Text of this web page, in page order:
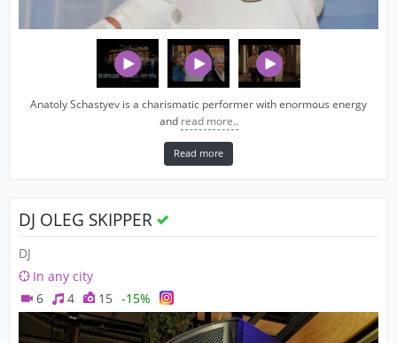
Anatoly Schastyev is a charismatic performer with enormous energy
and read more..
Read more
DJ OLEG SKIPPER
DJ
In any city
6
4 15 -15%